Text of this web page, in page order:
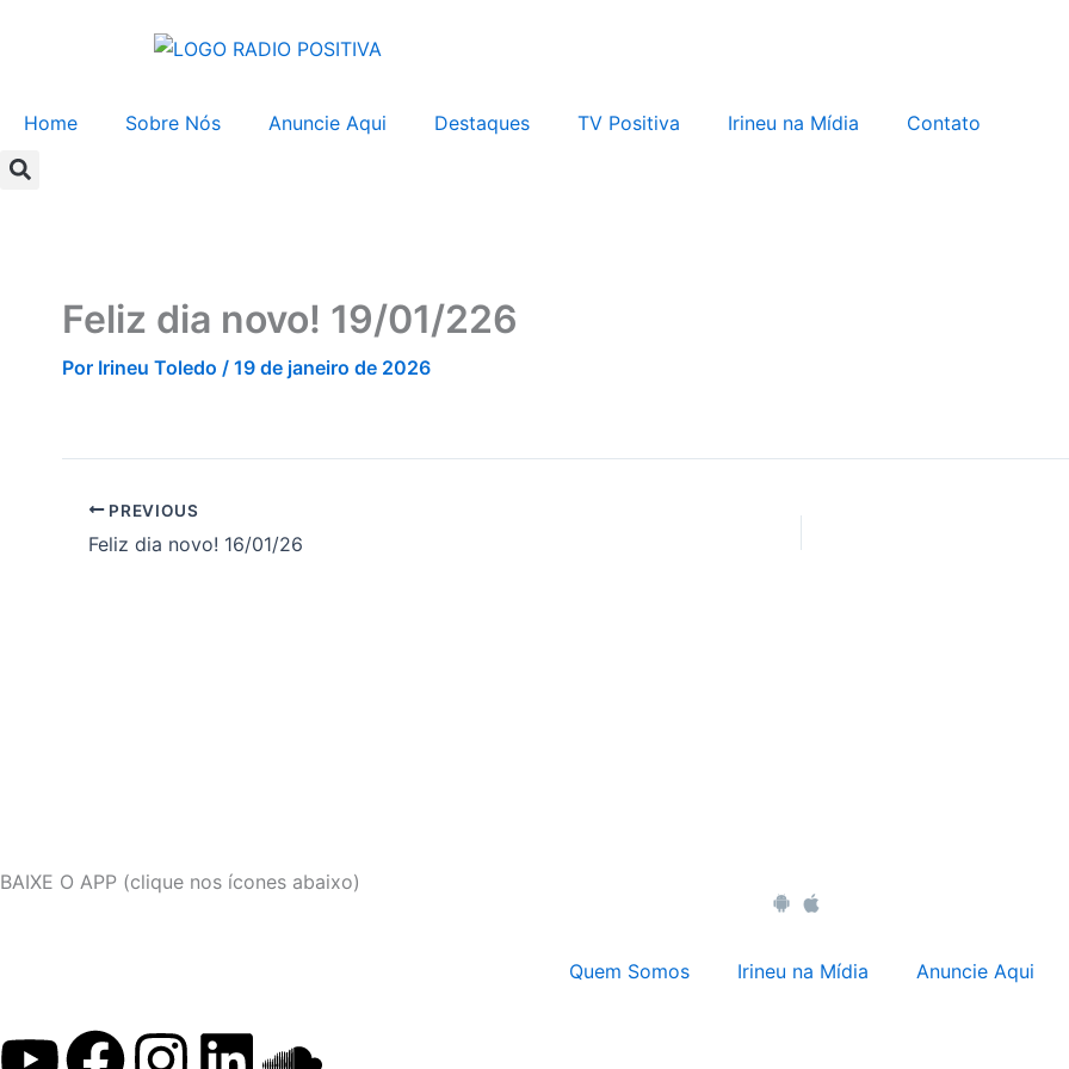
Home Sobre Nós Anuncie Aqui Destaques TV Positiva Irineu na Mídia Contato
Feliz dia novo! 19/01/226
Por Irineu Toledo / 19 de janeiro de 2026
PREVIOUS
Feliz dia novo! 16/01/26
BAIXE O APP (clique nos ícones abaixo)
Quem Somos Irineu na Mídia Anuncie Aqui